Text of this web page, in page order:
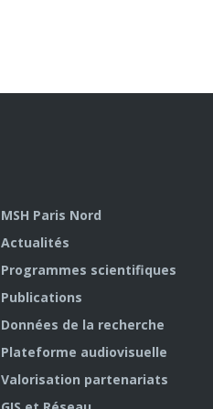
MSH Paris Nord
Actualités
Programmes scientifiques
Publications
Données de la recherche
Plateforme audiovisuelle
Valorisation partenariats